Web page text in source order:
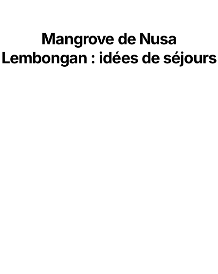
Mangrove de Nusa
Lembongan : idées de séjours